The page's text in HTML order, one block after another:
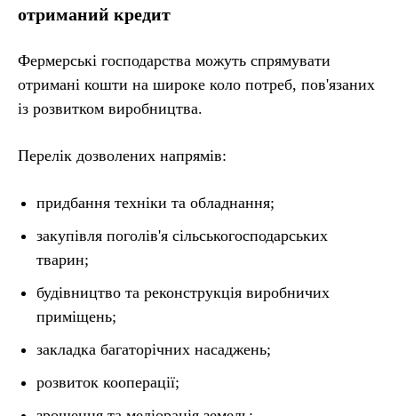
отриманий кредит
Фермерські господарства можуть спрямувати
отримані кошти на широке коло потреб, пов'язаних
із розвитком виробництва.
Перелік дозволених напрямів:
придбання техніки та обладнання;
закупівля поголів'я сільськогосподарських
тварин;
будівництво та реконструкція виробничих
приміщень;
закладка багаторічних насаджень;
розвиток кооперації;